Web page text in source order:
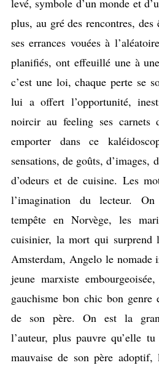
plus, au gré des rencontres, des
ses errances vouées à
planifiés, ont effeuillé une à
c’est une loi, chaque perte se
lui a offert l’opportunité,
noircir au feeling ses carnets
emporter dans ce
sensations, de goûts, d’images,
d’odeurs et de cuisine. Les
l’imagination du lecteur. On
tempête en Norvège, les
cuisinier, la mort qui surprend
Amsterdam, Angelo le nomade
jeune marxiste
gauchisme bon chic bon
de son père. On est la
l’auteur, plus pauvre qu’elle
mauvaise de son père